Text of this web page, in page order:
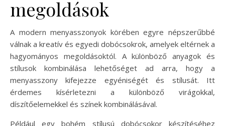
megoldások
A modern menyasszonyok körében egyre népszerűbbé
válnak a kreatív és egyedi dobócsokrok, amelyek eltérnek a
hagyományos megoldásoktól. A különböző anyagok és
stílusok kombinálása lehetőséget ad arra, hogy a
menyasszony kifejezze egyéniségét és stílusát. Itt
érdemes kísérletezni a különböző virágokkal,
díszítőelemekkel és színek kombinálásával.
Például egy bohém stílusú dobócsokor készítéséhez